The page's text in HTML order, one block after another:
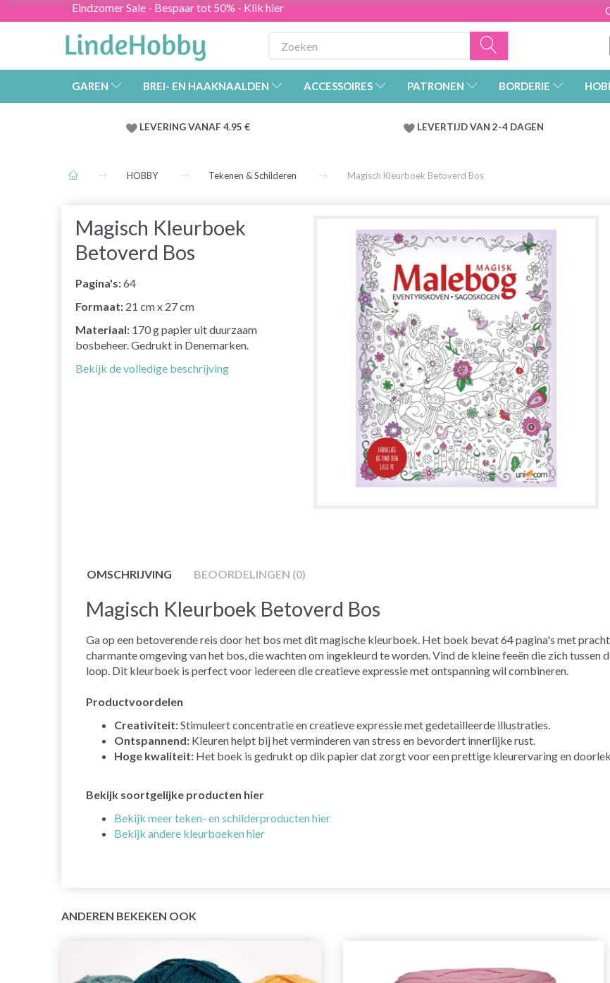
Eindzomer Sale - Bespaar tot 50% - Klik hier
GAREN BREI- EN HAAKNAALDEN ACCESSOIRES PATRONEN BORDERIE
LEVERING VANAF 4.95 € LEVERTIJD VAN 2-4 DAGEN
HOBBY Tekenen & Schilderen Magisch Kleurboek Betoverd Bos
Magisch Kleurboek
Betoverd Bos
Pagina's:64
Formaat: 21 cm x 27 cm
Materiaal: 170 g papier uit duurzaam
bosbeheer. Gedrukt in Denemarken.
Bekijk de volledige beschrijving
OMSCHRIJVING BEOORDELINGEN (0)
Magisch Kleurboek Betoverd Bos
Ga op een betoverende reis door het bos met dit magische kleurboek. Het boek bevat 64 pagina's met
charmante omgeving van het bos, die wachten om ingekleurd te worden. Vind de kleine feeën die zich
loop. Dit kleurboek is perfect voor iedereen die creatieve expressie met ontspanning wil combineren.
Productvoordelen
Creativiteit:Stimuleert concentratie en creatieve expressie met gedetailleerde illustraties.
Ontspannend: Kleuren helpt bij het verminderen van stress en bevordert innerlijke rust.
Hoge kwaliteit: Het boek is gedrukt op dik papier dat zorgt voor een prettige kleurervaring en
Bekijk soortgelijke producten hier
Bekijk meer teken- en schilderproducten hier
Bekijk andere kleurboeken hier
ANDEREN BEKEKEN OOK